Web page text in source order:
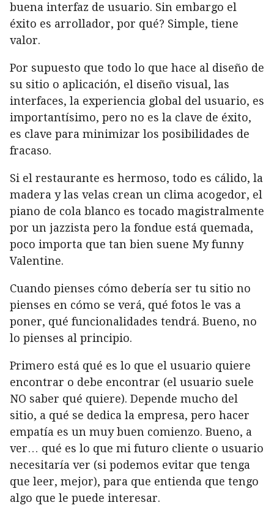
buena interfaz de usuario. Sin embargo el
éxito es arrollador, por qué? Simple, tiene
valor.
Por supuesto que todo lo que hace al diseño de
su sitio o aplicación, el diseño visual, las
interfaces, la experiencia global del usuario, es
importantísimo, pero no es la clave de éxito,
es clave para minimizar los posibilidades de
fracaso.
Si el restaurante es hermoso, todo es cálido, la
madera y las velas crean un clima acogedor, el
piano de cola blanco es tocado magistralmente
por un jazzista pero la fondue está quemada,
poco importa que tan bien suene My funny
Valentine.
Cuando pienses cómo debería ser tu sitio no
pienses en cómo se verá, qué fotos le vas a
poner, qué funcionalidades tendrá. Bueno, no
lo pienses al principio.
Primero está qué es lo que el usuario quiere
encontrar o debe encontrar (el usuario suele
NO saber qué quiere). Depende mucho del
sitio, a qué se dedica la empresa, pero hacer
empatía es un muy buen comienzo. Bueno, a
ver… qué es lo que mi futuro cliente o usuario
necesitaría ver (si podemos evitar que tenga
que leer, mejor), para que entienda que tengo
algo que le puede interesar.